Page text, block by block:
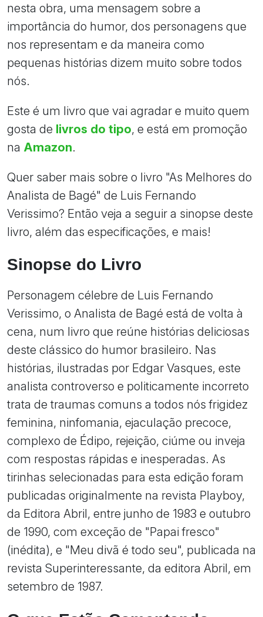
nesta obra, uma mensagem sobre a
importância do humor, dos personagens que
nos representam e da maneira como
pequenas histórias dizem muito sobre todos
nós.
Este é um livro que vai agradar e muito quem
gosta de livros do tipo, e está em promoção
na Amazon.
Quer saber mais sobre o livro "As Melhores do
Analista de Bagé" de Luis Fernando
Verissimo? Então veja a seguir a sinopse deste
livro, além das especificações, e mais!
Sinopse do Livro
Personagem célebre de Luis Fernando
Verissimo, o Analista de Bagé está de volta à
cena, num livro que reúne histórias deliciosas
deste clássico do humor brasileiro. Nas
histórias, ilustradas por Edgar Vasques, este
analista controverso e politicamente incorreto
trata de traumas comuns a todos nós frigidez
feminina, ninfomania, ejaculação precoce,
complexo de Édipo, rejeição, ciúme ou inveja
com respostas rápidas e inesperadas. As
tirinhas selecionadas para esta edição foram
publicadas originalmente na revista Playboy,
da Editora Abril, entre junho de 1983 e outubro
de 1990, com exceção de "Papai fresco"
(inédita), e "Meu divã é todo seu", publicada na
revista Superinteressante, da editora Abril, em
setembro de 1987.